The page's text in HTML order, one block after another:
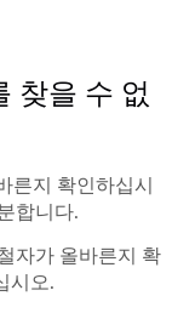
찾을 수 없
른지 확인하십시
합니다.
자가 올바른지 확
시오.